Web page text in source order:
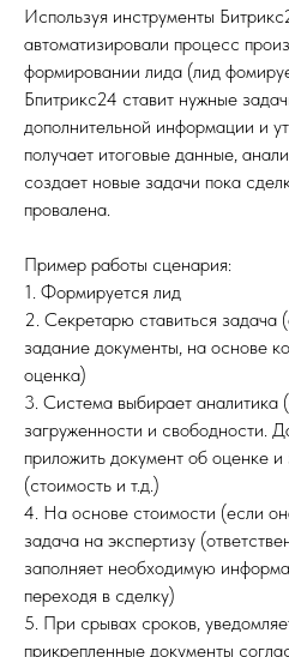
Используя инструменты
автоматизировали процесс
формировании лида (лид
Бпитрикс24 ставит нужные
дополнительной информации и
получает итоговые данные,
создает новые задачи пока
провалена.
Пример работы сценария:
1. Формируется лид
2. Секретарю ставиться задача
задание документы, на основе
оценка)
3. Система выбирает аналитика
загруженности и свободности.
приложить документ об оценке и
(стоимость и т.д.)
4. На основе стоимости (если
задача на экспертизу
заполняет необходимую
переходя в сделку)
5. При срывах сроков,
прикрепленные документы